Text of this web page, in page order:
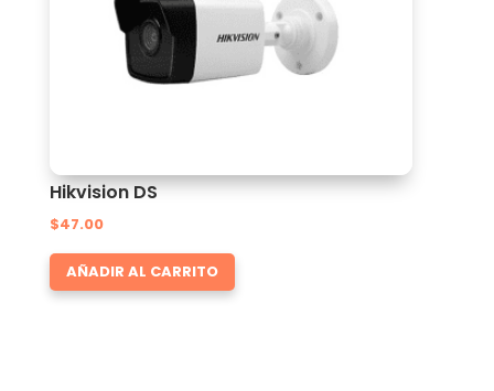
Hikvision DS
$47.00
AÑADIR AL CARRITO